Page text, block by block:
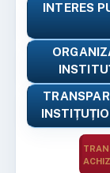
INTERES